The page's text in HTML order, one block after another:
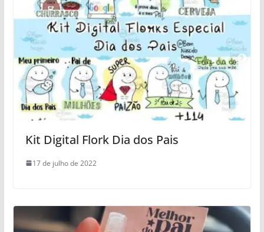
Kit Digital Flork Dia dos Pais
17 de julho de 2022